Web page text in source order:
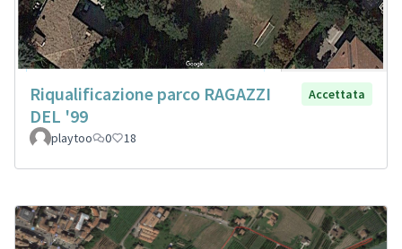
Riqualificazione parco RAGAZZI
DEL '99
Accettata
playtoo 0 18